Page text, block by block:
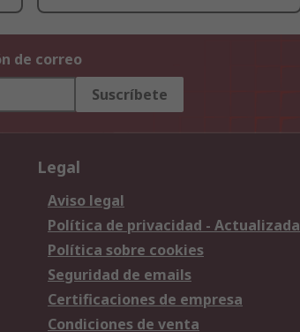
de correo
Suscríbete
Legal
Aviso legal
Política de privacidad - Actualizada
Política sobre cookies
Seguridad de emails
Certificaciones de empresa
Condiciones de venta